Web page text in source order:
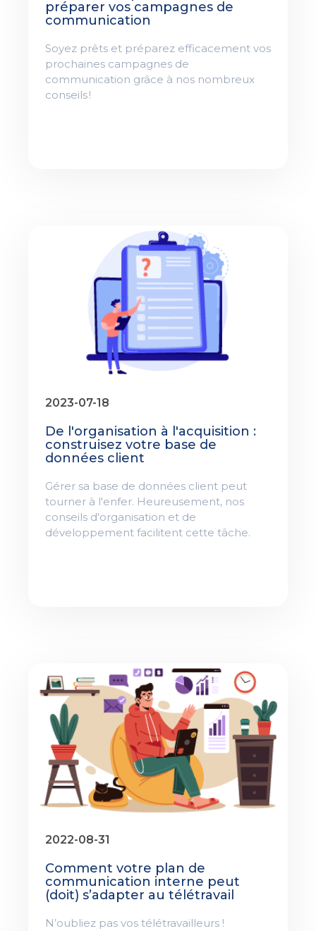
préparer vos campagnes de
communication
Soyez prêts et préparez efficacement vos
prochaines campagnes de
communication grâce à nos nombreux
conseils !
2023-07-18
De l'organisation à l'acquisition :
construisez votre base de
données client
Gérer sa base de données client peut
tourner à l'enfer. Heureusement, nos
conseils d'organisation et de
développement facilitent cette tâche.
2022-08-31
Comment votre plan de
communication interne peut
(doit) s’adapter au télétravail
N’oubliez pas vos télétravailleurs !